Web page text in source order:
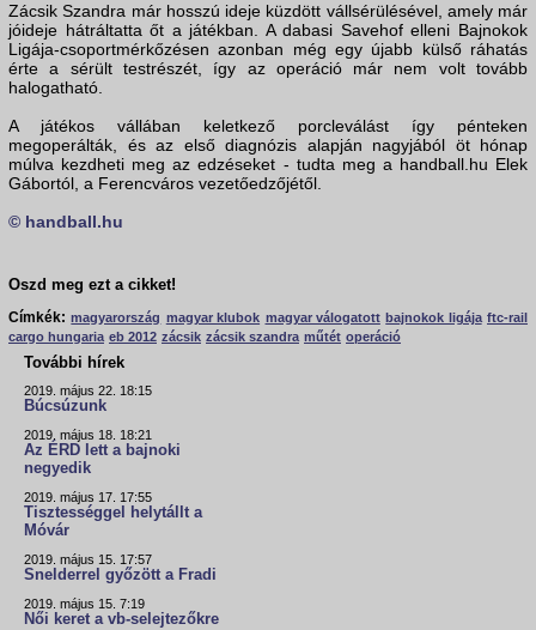
Zácsik Szandra már hosszú ideje küzdött vállsérülésével, amely már
jóideje hátráltatta őt a játékban. A dabasi Savehof elleni Bajnokok
Ligája-csoportmérkőzésen azonban még egy újabb külső ráhatás
érte a sérült testrészét, így az operáció már nem volt tovább
halogatható.
A játékos vállában keletkező porcleválást így pénteken
megoperálták, és az első diagnózis alapján nagyjából öt hónap
múlva kezdheti meg az edzéseket - tudta meg a handball.hu Elek
Gábortól, a Ferencváros vezetőedzőjétől.
© handball.hu
Oszd meg ezt a cikket!
Címkék: magyarország magyar klubok magyar válogatott bajnokok ligája ftc-rail
cargo hungaria eb 2012 zácsik zácsik szandra műtét operáció
További hírek
2019. május 22. 18:15
Búcsúzunk
2019. május 18. 18:21
Az ÉRD lett a bajnoki
negyedik
2019. május 17. 17:55
Tisztességgel helytállt a
Móvár
2019. május 15. 17:57
Snelderrel győzött a Fradi
2019. május 15. 7:19
Női keret a vb-selejtezőkre